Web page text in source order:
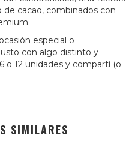
cacao, combinados con
especial o
con algo distinto y
o 12 unidades y compartí (o
SIMILARES